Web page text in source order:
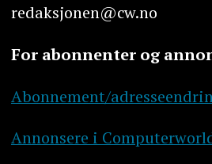
redaksjonen@cw.no
For abonnenter og
Abonnement/
Annonsere i